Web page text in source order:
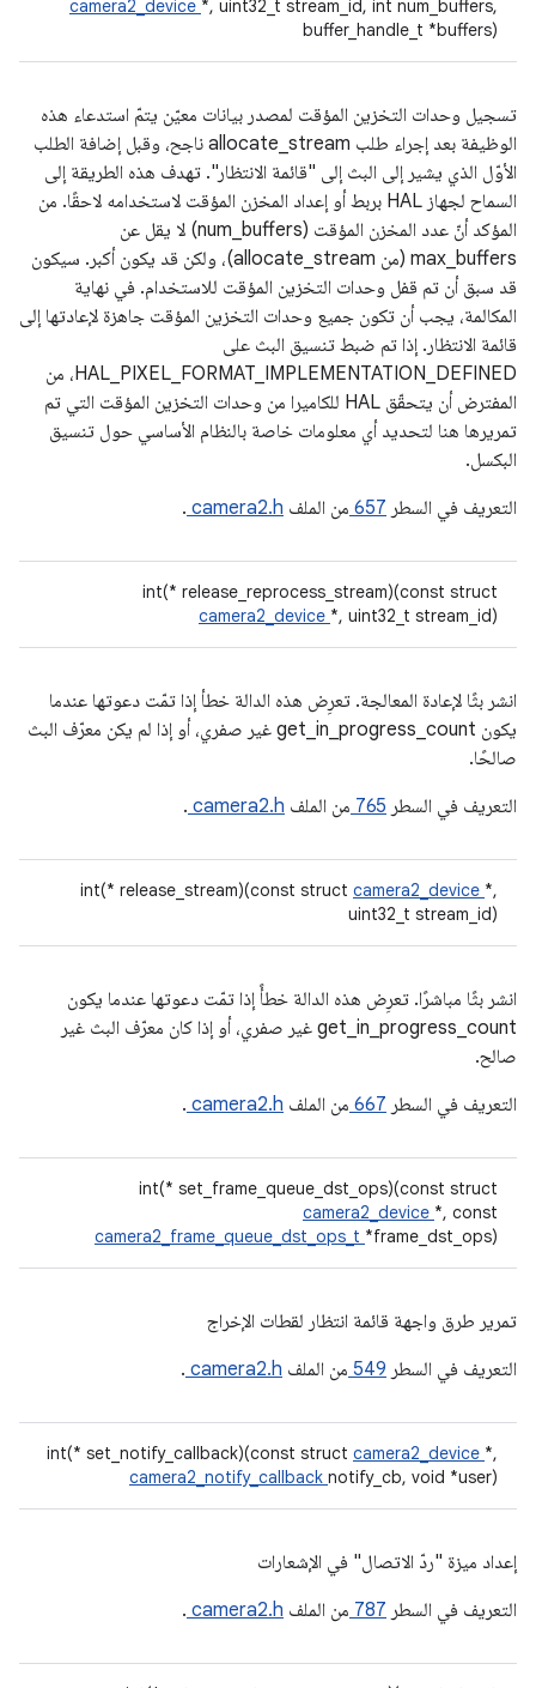
camera2_device *, uint32_t stream_id, int num_buffers,
buffer_handle_t *buffers)
تسجيل وحدات التخزين المؤقت لمصدر بيانات معيّن يتمّ استدعاء هذه
الوظيفة بعد إجراء طلب allocate_stream ناجح، وقبل إضافة الطلب
الأوّل الذي يشير إلى البث إلى "قائمة الانتظار". تهدف هذه الطريقة إلى
السماح لجهاز HAL بربط أو إعداد المخزن المؤقت لاستخدامه لاحقًا. من
المؤكد أنّ عدد المخزن المؤقت (num_buffers) لا يقل عن
max_buffers (من allocate_stream)، ولكن قد يكون أكبر. سيكون
قد سبق أن تم قفل وحدات التخزين المؤقت للاستخدام. في نهاية
المكالمة، يجب أن تكون جميع وحدات التخزين المؤقت جاهزة لإعادتها إلى
قائمة الانتظار. إذا تم ضبط تنسيق البث على
HAL_PIXEL_FORMAT_IMPLEMENTATION_DEFINED، من
المفترض أن يتحقّق HAL للكاميرا من وحدات التخزين المؤقت التي تم
تمريرها هنا لتحديد أي معلومات خاصة بالنظام الأساسي حول تنسيق
البكسل.
التعريف في السطر 657 من الملف camera2.h
.
int(* release_reprocess_stream)(const struct
camera2_device *, uint32_t stream_id)
انشر بثًا لإعادة المعالجة. تعرِض هذه الدالة خطأ إذا تمّت دعوتها عندما
يكون get_in_progress_count غير صفري، أو إذا لم يكن معرّف البث
صالحًا.
التعريف في السطر 765 من الملف camera2.h
.
int(* release_stream)(const struct camera2_device *,
uint32_t stream_id)
انشر بثًا مباشرًا. تعرِض هذه الدالة خطأً إذا تمّت دعوتها عندما يكون
get_in_progress_count غير صفري، أو إذا كان معرّف البث غير
صالح.
التعريف في السطر 667 من الملف camera2.h
.
int(* set_frame_queue_dst_ops)(const struct
camera2_device *, const
camera2_frame_queue_dst_ops_t *frame_dst_ops)
تمرير طرق واجهة قائمة انتظار لقطات الإخراج
التعريف في السطر 549 من الملف camera2.h
.
int(* set_notify_callback)(const struct camera2_device *,
camera2_notify_callback notify_cb, void *user)
إعداد ميزة "ردّ الاتصال" في الإشعارات
التعريف في السطر 787 من الملف camera2.h
.